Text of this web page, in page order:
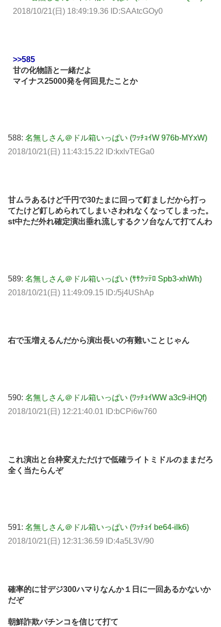
2018/10/21(日) 18:49:19.36 ID:SAAtcGOy0
>>585
甘の化物語と一緒だよ
マイナス25000発を何回見たことか
588: 名無しさん＠ドル箱いっぱい (ﾜｯﾁｮｲW 976b-MYxW)
2018/10/21(日) 11:43:15.22 ID:kxlvTEGa0
甘ムラあるけど千円で30たまに回って釘ましだから打っ
てたけど釘しめられてしまいさわれなくなってしまった。
st中ただ外れ確定演出垂れ流しするクソ台なんて打てんわ
589: 名無しさん＠ドル箱いっぱい (ｻｻｸｯﾃﾛ Spb3-xhWh)
2018/10/21(日) 11:49:09.15 ID:/5j4UShAp
右で玉増えるんだから演出長いの有難いことじゃん
590: 名無しさん＠ドル箱いっぱい (ﾜｯﾁｮｲWW a3c9-iHQf)
2018/10/21(日) 12:21:40.01 ID:bCPi6w760
これ演出と台枠変えただけで低確ライトミドルのままだろ
全く当たらんぞ
591: 名無しさん＠ドル箱いっぱい (ﾜｯﾁｮｲ be64-ilk6)
2018/10/21(日) 12:31:36.59 ID:4a5L3V/90
確率的に甘デジ300ハマりなんか１日に一回あるかないか
だぞ
朝鮮詐欺パチンコを信じて打て